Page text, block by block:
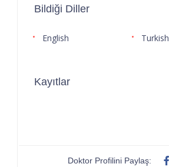
Bildiği Diller
English Turkish
Kayıtlar
Doktor Profilini Paylaş: